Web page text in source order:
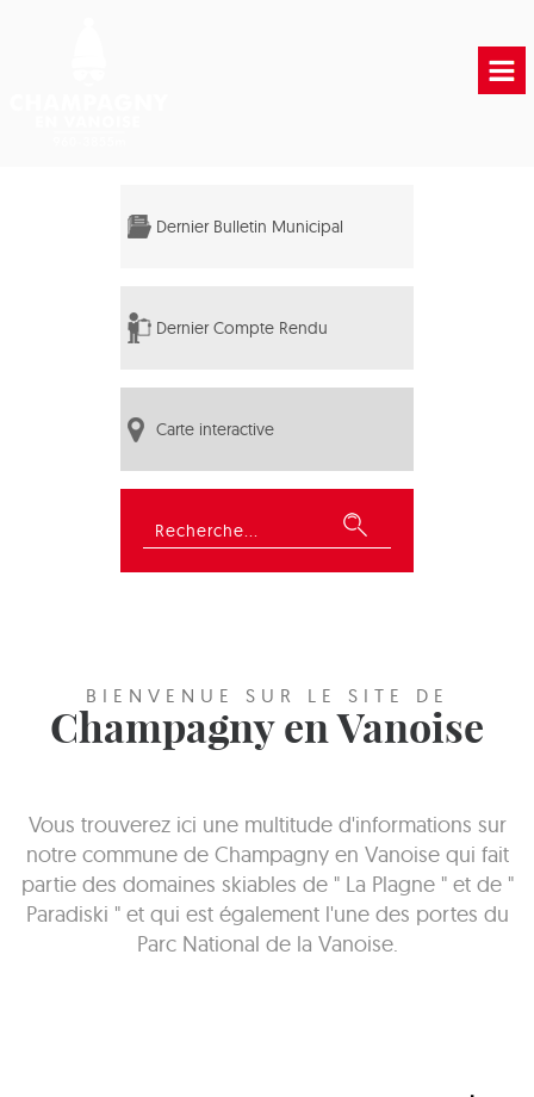
Dernier Bulletin Municipal
Dernier Compte Rendu
Carte interactive
Rechercher
BIENVENUE SUR LE SITE DE
Champagny en Vanoise
Vous trouverez ici une multitude d'informations sur
notre commune de Champagny en Vanoise qui fait
partie des domaines skiables de " La Plagne " et de "
Paradiski " et qui est également l'une des portes du
Parc National de la Vanoise.